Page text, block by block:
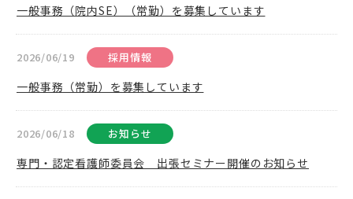
一般事務（院内SE）（常勤）を募集しています
2026/06/19 採用情報
一般事務（常勤）を募集しています
2026/06/18 お知らせ
専門・認定看護師委員会 出張セミナー開催のお知らせ